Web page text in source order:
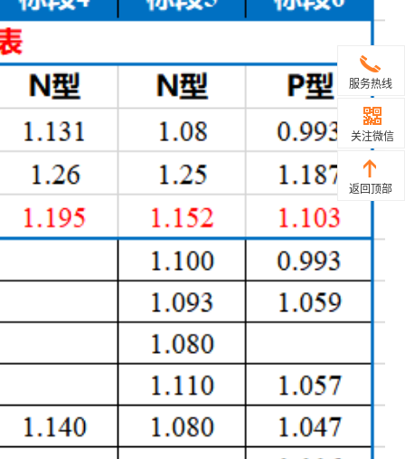
服务热线
关注微信
返回顶部